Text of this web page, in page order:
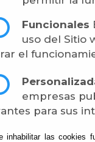
Funcionales
uso del Sitio
el
empresas
para sus
inhabilitar las cookies
a
artículo 11 de
a
utilizar los